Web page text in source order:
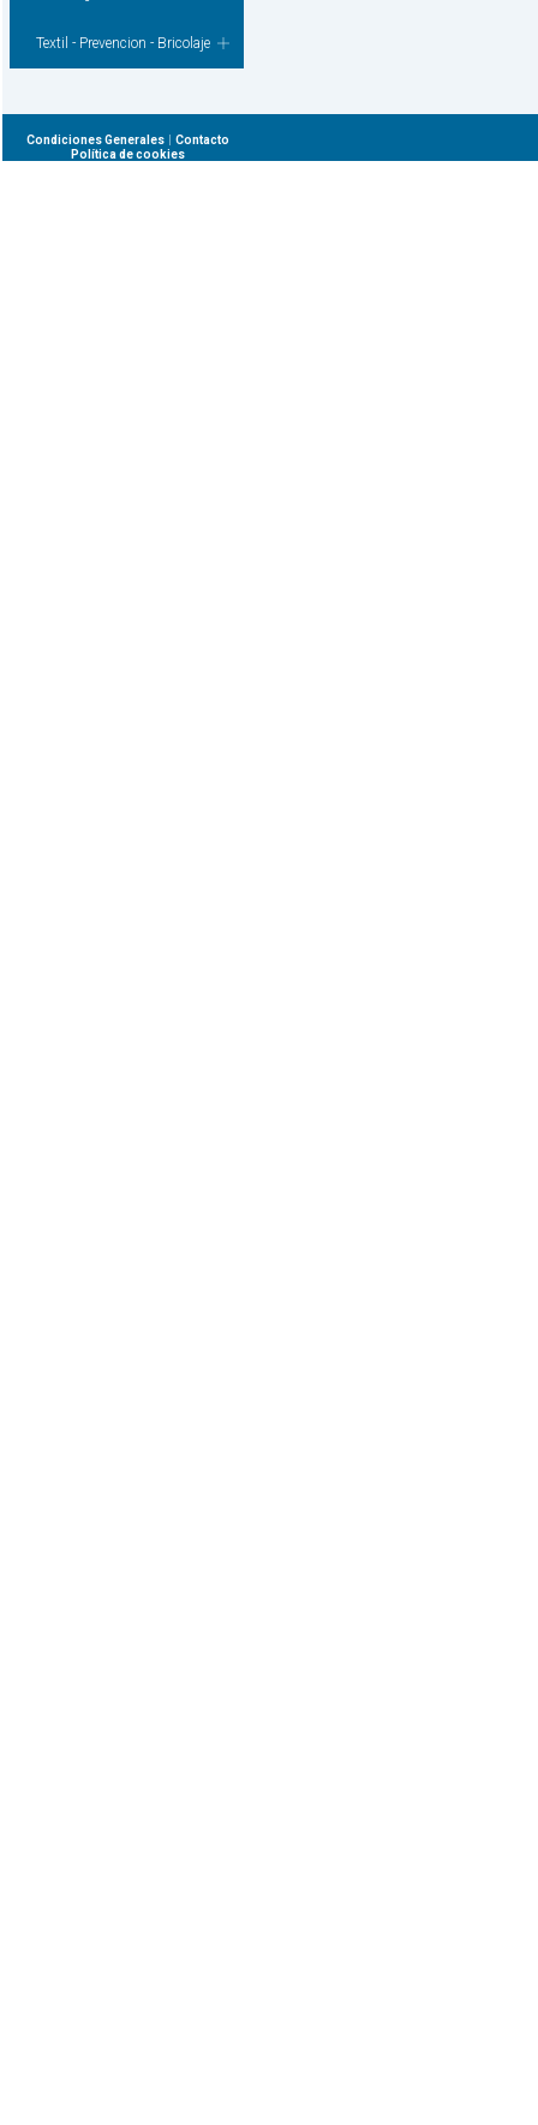
Textil - Prevencion - Bricolaje
Condiciones Generales| Contacto
Política de cookies